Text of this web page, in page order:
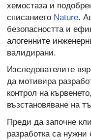
хемостаза и
списанието Nature.
безопасността и
алогенните
валидирани.
Изследователите
да мотивира
контрол на
възстановяване на
Преди да започне
разработка са